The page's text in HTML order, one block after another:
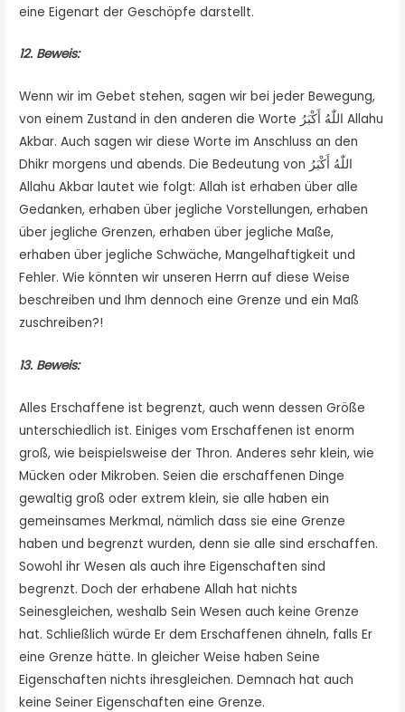
eine Eigenart der Geschöpfe darstellt.
12. Beweis:
Wenn wir im Gebet stehen, sagen wir bei jeder Bewegung,
von einem Zustand in den anderen die Worte اللّٰهُ أَكْبَرُ Allahu
Akbar. Auch sagen wir diese Worte im Anschluss an den
Dhikr morgens und abends. Die Bedeutung von اللّٰهُ أَكْبَرُ
Allahu Akbar lautet wie folgt: Allah ist erhaben über alle
Gedanken, erhaben über jegliche Vorstellungen, erhaben
über jegliche Grenzen, erhaben über jegliche Maße,
erhaben über jegliche Schwäche, Mangelhaftigkeit und
Fehler. Wie könnten wir unseren Herrn auf diese Weise
beschreiben und Ihm dennoch eine Grenze und ein Maß
zuschreiben?!
13. Beweis:
Alles Erschaffene ist begrenzt, auch wenn dessen Größe
unterschiedlich ist. Einiges vom Erschaffenen ist enorm
groß, wie beispielsweise der Thron. Anderes sehr klein, wie
Mücken oder Mikroben. Seien die erschaffenen Dinge
gewaltig groß oder extrem klein, sie alle haben ein
gemeinsames Merkmal, nämlich dass sie eine Grenze
haben und begrenzt wurden, denn sie alle sind erschaffen.
Sowohl ihr Wesen als auch ihre Eigenschaften sind
begrenzt. Doch der erhabene Allah hat nichts
Seinesgleichen, weshalb Sein Wesen auch keine Grenze
hat. Schließlich würde Er dem Erschaffenen ähneln, falls Er
eine Grenze hätte. In gleicher Weise haben Seine
Eigenschaften nichts ihresgleichen. Demnach hat auch
keine Seiner Eigenschaften eine Grenze.